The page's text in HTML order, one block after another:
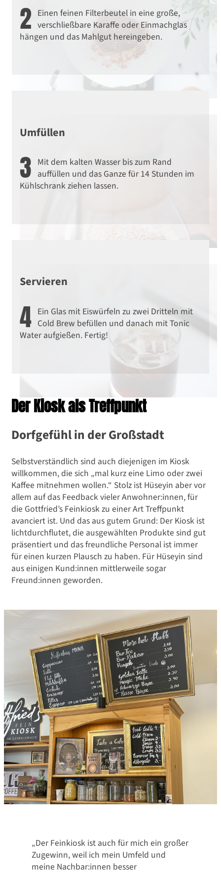
2 Einen feinen Filterbeutel in eine große,
verschließbare Karaffe oder Einmachglas
hängen und das Mahlgut hereingeben.
Umfüllen
3 Mit dem kalten Wasser bis zum Rand
auffüllen und das Ganze für 14 Stunden im
Kühlschrank ziehen lassen.
Servieren
4 Ein Glas mit Eiswürfeln zu zwei Dritteln mit
Cold Brew befüllen und danach mit Tonic
Water aufgießen. Fertig!
Der Kiosk als Treffpunkt
Dorfgefühl in der Großstadt
Selbstverständlich sind auch diejenigen im Kiosk
willkommen, die sich „mal kurz eine Limo oder zwei
Kaffee mitnehmen wollen.“ Stolz ist Hüseyin aber vor
allem auf das Feedback vieler Anwohner:innen, für
die Gottfried’s Feinkiosk zu einer Art Treffpunkt
avanciert ist. Und das aus gutem Grund: Der Kiosk ist
lichtdurchflutet, die ausgewählten Produkte sind gut
präsentiert und das freundliche Personal ist immer
für einen kurzen Plausch zu haben. Für Hüseyin sind
aus einigen Kund:innen mittlerweile sogar
Freund:innen geworden.
„Der Feinkiosk ist auch für mich ein großer
Zugewinn, weil ich mein Umfeld und
meine Nachbar:innen besser